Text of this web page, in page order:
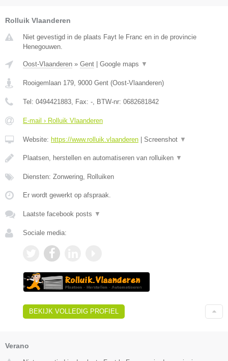
Rolluik Vlaanderen
Niet gevestigd in de plaats Fayt le Franc en in de provincie
Henegouwen.
Oost-Vlaanderen » Gent Google maps ▼
Rooigemlaan 179, 9000 Gent (Oost-Vlaanderen)
Tel: 0494421883, Fax: -, BTW-nr: 0682681842
E-mail › Rolluik Vlaanderen
Website: https://www.rolluik.vlaanderen Screenshot ▼
Plaatsen, herstellen en automatiseren van rolluiken ▼
Diensten: Zonwering, Rolluiken
Er wordt gewerkt op afspraak.
Laatste facebook posts ▼
Sociale media:
BEKIJK VOLLEDIG PROFIEL
Verano